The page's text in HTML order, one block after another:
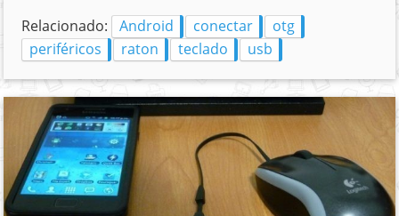
Relacionado: Android conectar
otg
periféricos
raton teclado usb